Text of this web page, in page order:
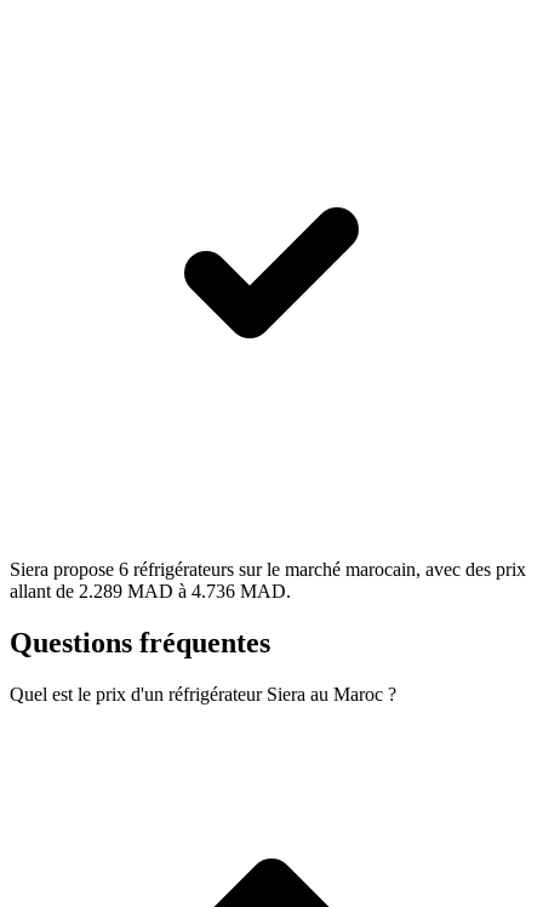
Siera propose 6 réfrigérateurs sur le marché marocain, avec des prix
allant de 2.289 MAD à 4.736 MAD.
Questions fréquentes
Quel est le prix d'un réfrigérateur Siera au Maroc ?